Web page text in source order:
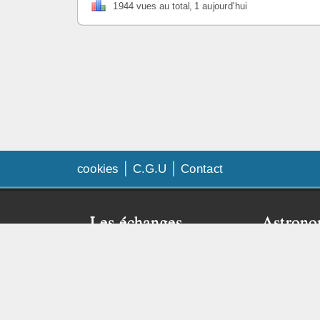
1944 vues au total, 1 aujourd'hui
cookies C.G.U Contact
Les échanges